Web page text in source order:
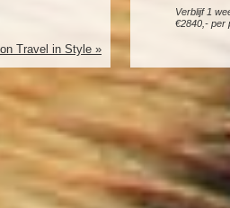
Travel in Style »
1 week inclusief vlucht vanaf
Verblijf 1
€2840,- per